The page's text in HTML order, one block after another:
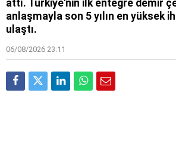
attı. Türkiye'nin ilk entegre demir
anlaşmayla son 5 yılın en yüksek
ulaştı.
06/08/2026 23:11